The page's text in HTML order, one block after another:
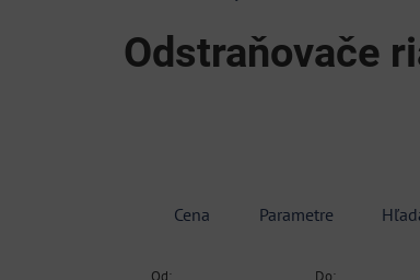
Odstraňovače
Cena Parametre
Od: Do: